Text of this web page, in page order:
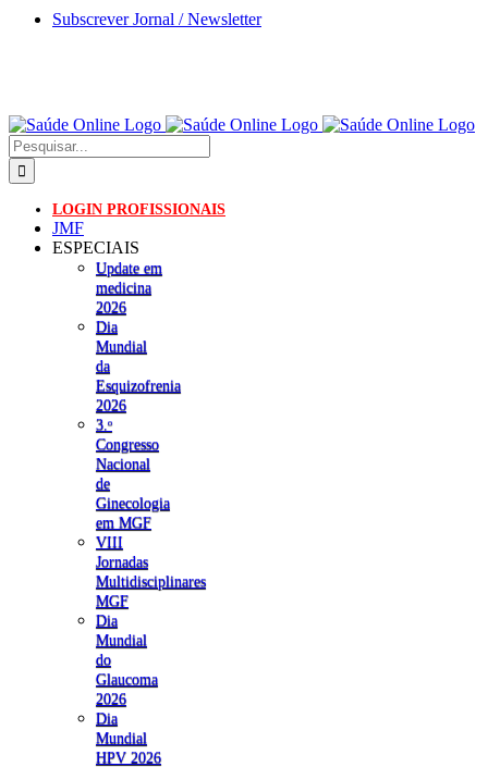
Skip
Subscrever Jornal / Newsletter
Pesquisar
LOGIN PROFISSIONAIS
JMF
ESPECIAIS
Update em
medicina
2026
Dia
Mundial
da
Esquizofrenia
2026
3.ᵒ
Congresso
Nacional
de
Ginecologia
em MGF
VIII
Jornadas
Multidisciplinares
MGF
Dia
Mundial
do
Glaucoma
2026
Dia
Mundial
HPV 2026